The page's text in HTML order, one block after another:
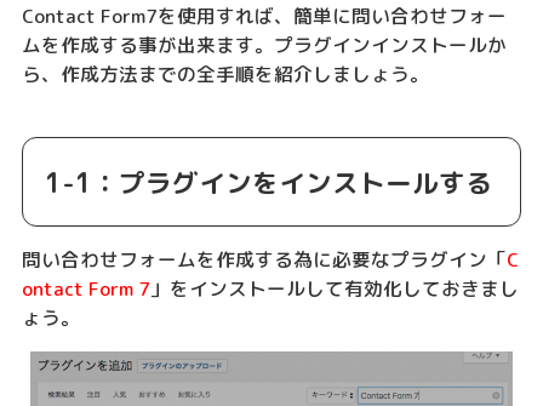
Contact Form7を使用すれば、簡単に問い合わせフォー
ムを作成する事が出来ます。プラグインインストールか
ら、作成方法までの全手順を紹介しましょう。
1-1：プラグインをインストールする
問い合わせフォームを作成する為に必要なプラグイン「C
ontact Form 7」をインストールして有効化しておきまし
ょう。